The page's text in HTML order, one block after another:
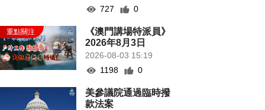
727
0
《澳門講場特派員》
2026年8月3日
2026-08-03 15:19
1198
0
美參議院通過臨時撥
款法案